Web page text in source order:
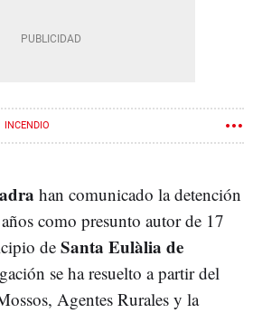
INCENDIO
han comunicado la detención
como presunto autor de 17
de Santa Eulàlia de
se ha resuelto a partir del
Agentes Rurales y la